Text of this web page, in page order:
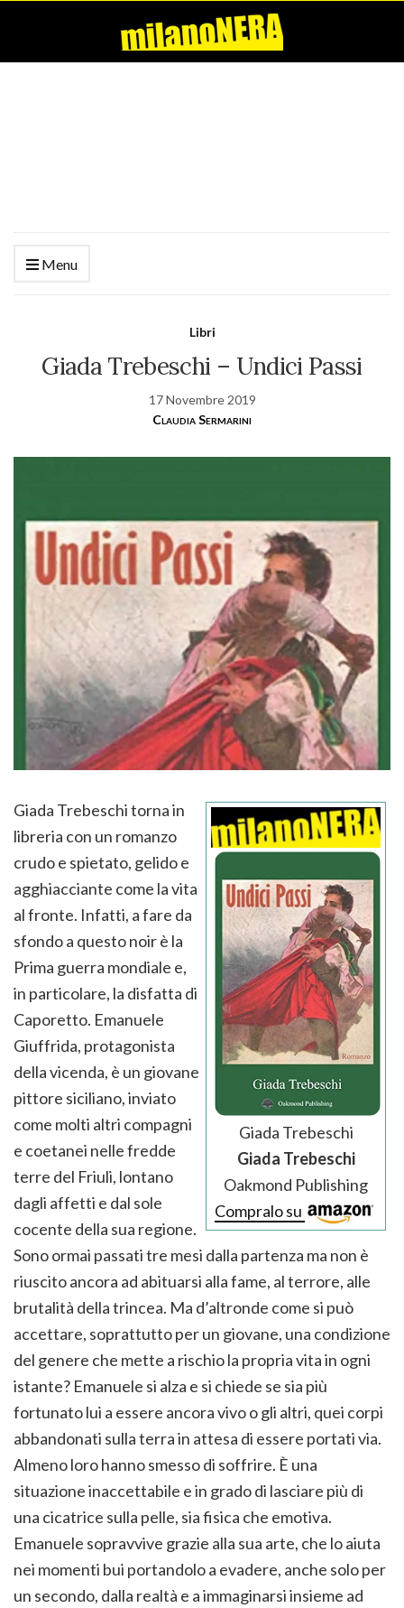
Menu
Libri
Giada Trebeschi – Undici Passi
17 Novembre 2019
Claudia Sermarini
Giada Trebeschi
Giada Trebeschi
Oakmond Publishing
Compralo su
Giada Trebeschi torna in
libreria con un romanzo
crudo e spietato, gelido e
agghiacciante come la vita
al fronte. Infatti, a fare da
sfondo a questo noir è la
Prima guerra mondiale e,
in particolare, la disfatta di
Caporetto. Emanuele
Giuffrida, protagonista
della vicenda, è un giovane
pittore siciliano, inviato
come molti altri compagni
e coetanei nelle fredde
terre del Friuli, lontano
dagli affetti e dal sole
cocente della sua regione.
Sono ormai passati tre mesi dalla partenza ma non è
riuscito ancora ad abituarsi alla fame, al terrore, alle
brutalità della trincea. Ma d’altronde come si può
accettare, soprattutto per un giovane, una condizione
del genere che mette a rischio la propria vita in ogni
istante? Emanuele si alza e si chiede se sia più
fortunato lui a essere ancora vivo o gli altri, quei corpi
abbandonati sulla terra in attesa di essere portati via.
Almeno loro hanno smesso di soffrire. È una
situazione inaccettabile e in grado di lasciare più di
una cicatrice sulla pelle, sia fisica che emotiva.
Emanuele sopravvive grazie alla sua arte, che lo aiuta
nei momenti bui portandolo a evadere, anche solo per
un secondo, dalla realtà e a immaginarsi insieme ad